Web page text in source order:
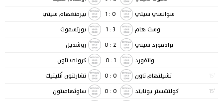
سوانسي سيتي
0
:
1
بيرمنغهام سيتي
وست هام
3
:
1
بورتسموث
برادفورد سيتي
2
:
0
روشديل
واتفورد
1
:
0
كرولي تاون
تشيلتهام تاون 0
:
0
تشارلتون أثليتيك
'15
كولتشستر يونايتد 0
:
0
ساوثهامبتون